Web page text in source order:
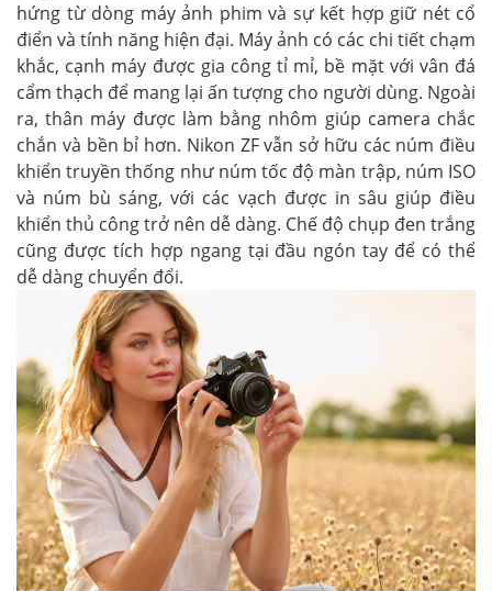
hứng từ dòng máy ảnh phim và sự kết hợp giữ nét cổ
điển và tính năng hiện đại. Máy ảnh có các chi tiết chạm
khắc, cạnh máy được gia công tỉ mỉ, bề mặt với vân đá
cẩm thạch để mang lại ấn tượng cho người dùng. Ngoài
ra, thân máy được làm bằng nhôm giúp camera chắc
chắn và bền bỉ hơn. Nikon ZF vẫn sở hữu các núm điều
khiển truyền thống như núm tốc độ màn trập, núm ISO
và núm bù sáng, với các vạch được in sâu giúp điều
khiển thủ công trở nên dễ dàng. Chế độ chụp đen trắng
cũng được tích hợp ngang tại đầu ngón tay để có thể
dễ dàng chuyển đổi.